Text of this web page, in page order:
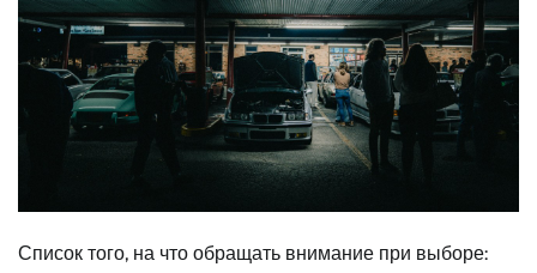
Список того, на что обращать внимание при выборе: